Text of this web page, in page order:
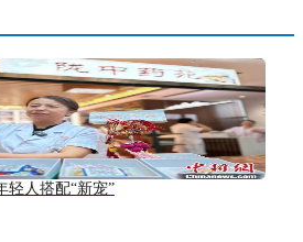
轻人搭配“新宠”